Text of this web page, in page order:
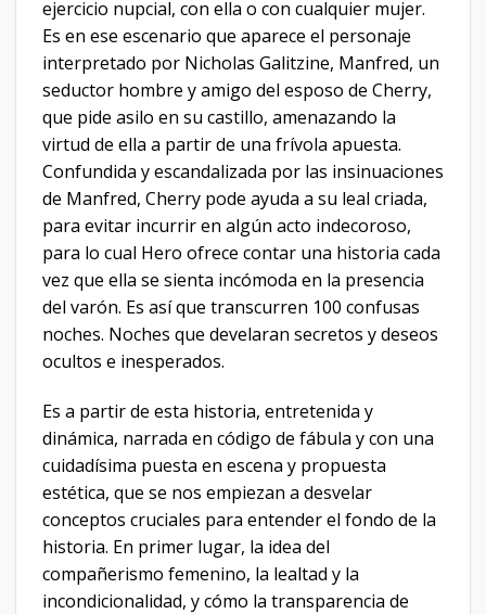
ejercicio nupcial, con ella o con cualquier mujer.
Es en ese escenario que aparece el personaje
interpretado por Nicholas Galitzine, Manfred, un
seductor hombre y amigo del esposo de Cherry,
que pide asilo en su castillo, amenazando la
virtud de ella a partir de una frívola apuesta.
Confundida y escandalizada por las insinuaciones
de Manfred, Cherry pode ayuda a su leal criada,
para evitar incurrir en algún acto indecoroso,
para lo cual Hero ofrece contar una historia cada
vez que ella se sienta incómoda en la presencia
del varón. Es así que transcurren 100 confusas
noches. Noches que develaran secretos y deseos
ocultos e inesperados.
Es a partir de esta historia, entretenida y
dinámica, narrada en código de fábula y con una
cuidadísima puesta en escena y propuesta
estética, que se nos empiezan a desvelar
conceptos cruciales para entender el fondo de la
historia. En primer lugar, la idea del
compañerismo femenino, la lealtad y la
incondicionalidad, y cómo la transparencia de